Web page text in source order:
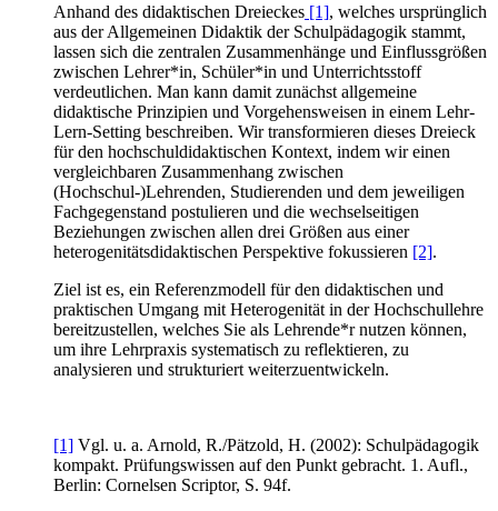
Anhand des didaktischen Dreieckes [1], welches ursprünglich
aus der Allgemeinen Didaktik der Schulpädagogik stammt,
lassen sich die zentralen Zusammenhänge und Einflussgrößen
zwischen Lehrer*in, Schüler*in und Unterrichtsstoff
verdeutlichen. Man kann damit zunächst allgemeine
didaktische Prinzipien und Vorgehensweisen in einem Lehr-
Lern-Setting beschreiben. Wir transformieren dieses Dreieck
für den hochschuldidaktischen Kontext, indem wir einen
vergleichbaren Zusammenhang zwischen
(Hochschul-)Lehrenden, Studierenden und dem jeweiligen
Fachgegenstand postulieren und die wechselseitigen
Beziehungen zwischen allen drei Größen aus einer
heterogenitätsdidaktischen Perspektive fokussieren [2].
Ziel ist es, ein Referenzmodell für den didaktischen und
praktischen Umgang mit Heterogenität in der Hochschullehre
bereitzustellen, welches Sie als Lehrende*r nutzen können,
um ihre Lehrpraxis systematisch zu reflektieren, zu
analysieren und strukturiert weiterzuentwickeln.
[1] Vgl. u. a. Arnold, R./Pätzold, H. (2002): Schulpädagogik
kompakt. Prüfungswissen auf den Punkt gebracht. 1. Aufl.,
Berlin: Cornelsen Scriptor, S. 94f.